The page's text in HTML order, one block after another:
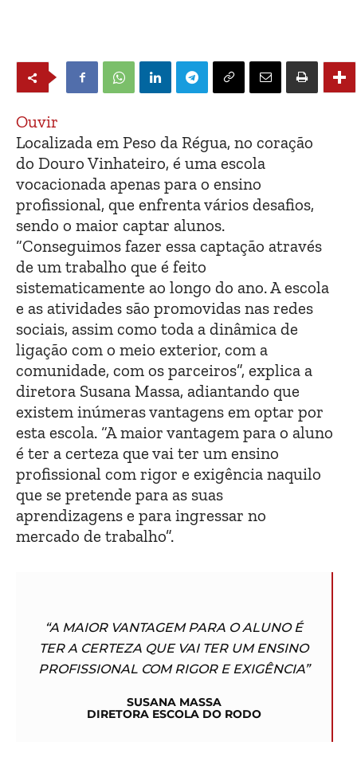
Ouvir
Localizada em Peso da Régua, no coração
do Douro Vinhateiro, é uma escola
vocacionada apenas para o ensino
profissional, que enfrenta vários desafios,
sendo o maior captar alunos.
“Conseguimos fazer essa captação através
de um trabalho que é feito
sistematicamente ao longo do ano. A escola
e as atividades são promovidas nas redes
sociais, assim como toda a dinâmica de
ligação com o meio exterior, com a
comunidade, com os parceiros”, explica a
diretora Susana Massa, adiantando que
existem inúmeras vantagens em optar por
esta escola. “A maior vantagem para o aluno
é ter a certeza que vai ter um ensino
profissional com rigor e exigência naquilo
que se pretende para as suas
aprendizagens e para ingressar no
mercado de trabalho”.
“A MAIOR VANTAGEM PARA O ALUNO É
TER A CERTEZA QUE VAI TER UM ENSINO
PROFISSIONAL COM RIGOR E EXIGÊNCIA”
SUSANA MASSA
DIRETORA ESCOLA DO RODO